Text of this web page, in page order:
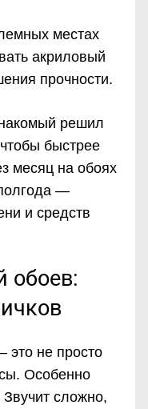
местах
акриловый
прочности.
решил
чтобы быстрее
месяц на обоях
—
и средств
обоев:
это не просто
Особенно
Звучит сложно,